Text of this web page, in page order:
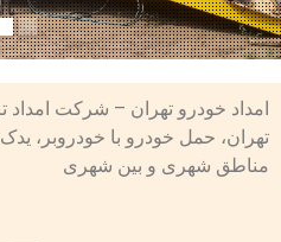
تهران، حمل خودرو با خودروبر،
مناطق شهری و بین شهری